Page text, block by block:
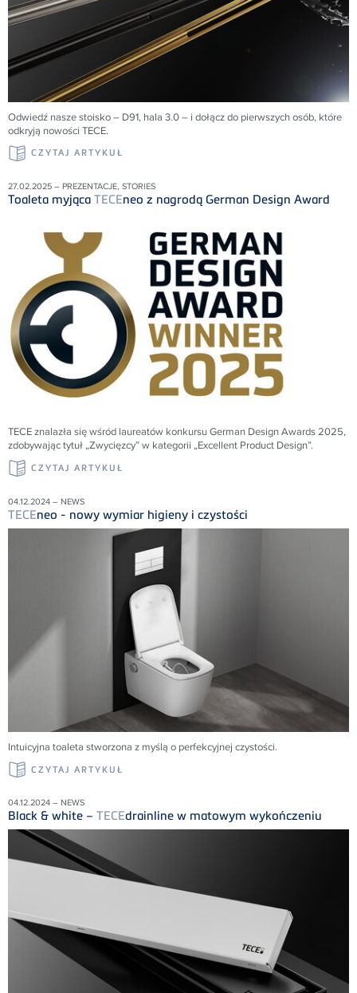
Odwiedź nasze stoisko – D91, hala 3.0 – i dołącz do pierwszych osób, które
odkryją nowości TECE.
CZYTAJ ARTYKUŁ
27.02.2025 – PREZENTACJE, STORIES
Toaleta myjąca TECEneo z nagrodą German Design Award
TECE znalazła się wśród laureatów konkursu German Design Awards 2025,
zdobywając tytuł „Zwycięzcy” w kategorii „Excellent Product Design”.
CZYTAJ ARTYKUŁ
04.12.2024 – NEWS
TECEneo - nowy wymiar higieny i czystości
Intuicyjna toaleta stworzona z myślą o perfekcyjnej czystości.
CZYTAJ ARTYKUŁ
04.12.2024 – NEWS
Black & white – TECEdrainline w matowym wykończeniu